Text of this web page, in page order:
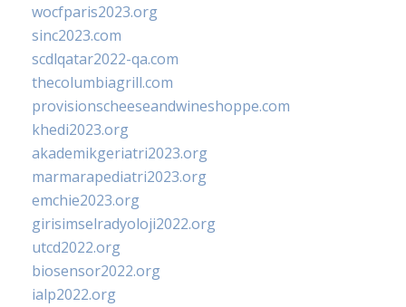
wocfparis2023.org
sinc2023.com
scdlqatar2022-qa.com
thecolumbiagrill.com
provisionscheeseandwineshoppe.com
khedi2023.org
akademikgeriatri2023.org
marmarapediatri2023.org
emchie2023.org
girisimselradyoloji2022.org
utcd2022.org
biosensor2022.org
ialp2022.org